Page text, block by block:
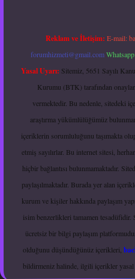
Reklam ve İletişim: E-mail:
forumhizmeti@gmail.com
Yasal Uyarı: Sitemiz, 5651 Sayılı
Kurumu (BTK) tarafından
vermektedir. Bu nedenle, sitedeki
araştırma yükümlülüğümüz
içeriklerin sorumluluğunu taşımakta
etmiş sayılırlar. Bu internet sitesi,
hiçbir bağlantısı bulunmamaktadır.
paylaşılmaktadır. Burada yer alan
kurum ve kişiler hakkında paylaşım
isim benzerlikleri tamamen tesadüfidir.
ücretsiz bir bilgi paylaşım
olduğunu düşündüğünüz içerikleri,
bildirmeniz halinde, ilgili içerikler yasal